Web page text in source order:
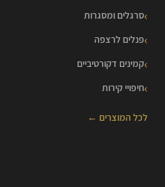
סרגלים ומסגרות
פנלים לרצפה
קמינים דקורטיביים
חיפויי קירות
לכל המוצרים ←